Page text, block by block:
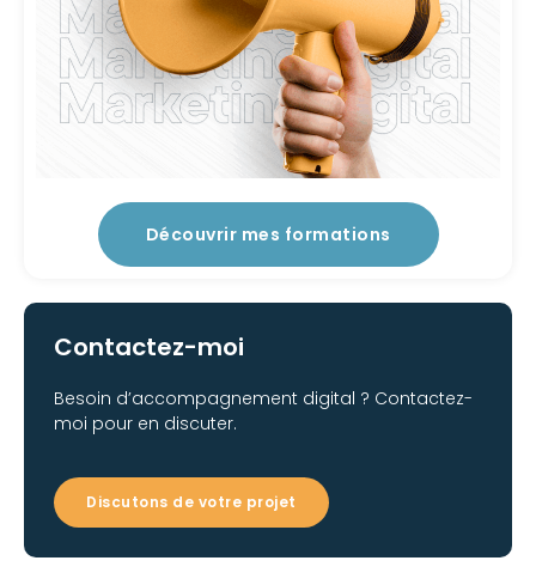
Découvrir mes formations
Contactez-moi
Besoin d’accompagnement digital ? Contactez-
moi pour en discuter.
Discutons de votre projet